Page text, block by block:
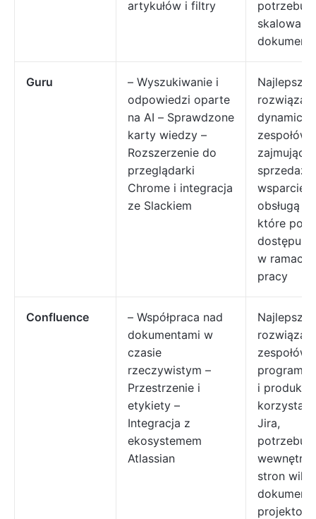
artykułów i filtry
Guru
– Wyszukiwanie i
odpowiedzi oparte
na AI – Sprawdzone
karty wiedzy –
Rozszerzenie do
przeglądarki
Chrome i integracja
ze Slackiem
Najlepsze
zespołów
sprzedażą,
obsługą
które
dostępu
w ramach
pracy
Confluence
– Współpraca nad
dokumentami w
czasie
rzeczywistym –
Przestrzenie i
etykiety –
Integracja z
ekosystemem
Atlassian
Najlepsze
zespołów
i
Jira,
stron wiki i